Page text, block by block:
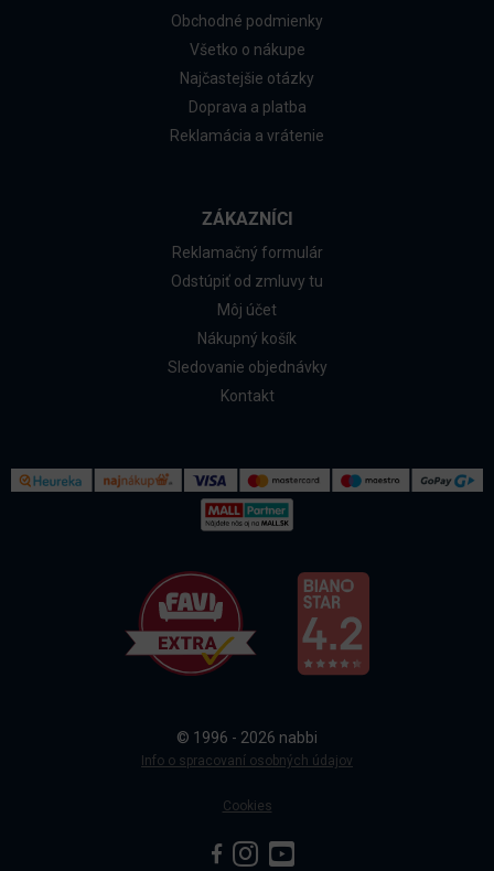
Doprava a platba
Sledovanie objednávky
Obchodné podmienky
Všetko o nákupe
Najčastejšie otázky
Doprava a platba
Reklamácia a vrátenie
ZÁKAZNÍCI
Reklamačný formulár
Odstúpiť od zmluvy tu
Môj účet
Nákupný košík
Sledovanie objednávky
Kontakt
© 1996 - 2026 nabbi
Info o spracovaní osobných údajov
Cookies